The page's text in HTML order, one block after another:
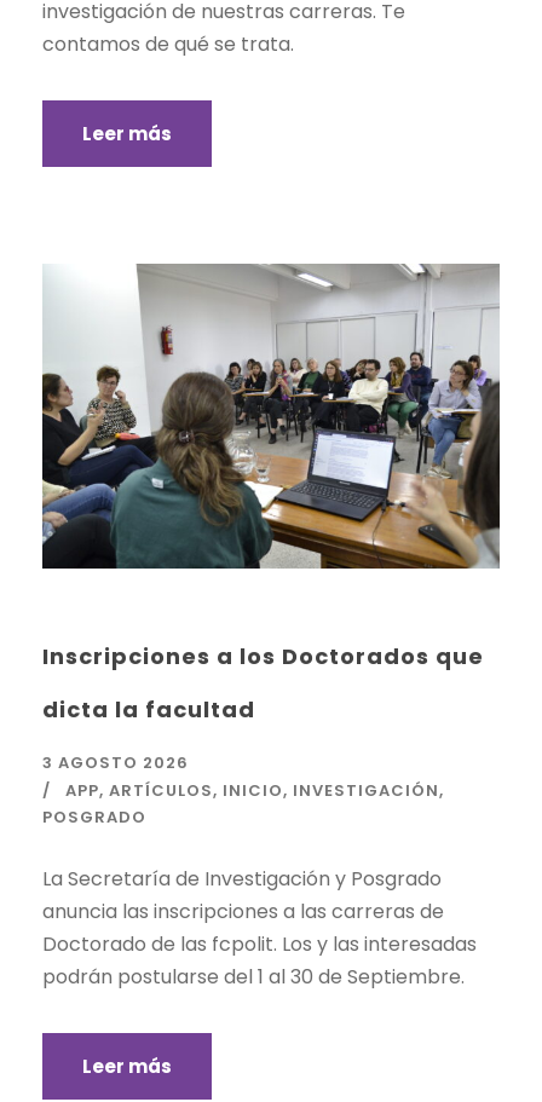
investigación de nuestras carreras. Te
contamos de qué se trata.
Leer más
Inscripciones a los Doctorados que
dicta la facultad
3 AGOSTO 2026
APP, ARTÍCULOS, INICIO, INVESTIGACIÓN,
POSGRADO
La Secretaría de Investigación y Posgrado
anuncia las inscripciones a las carreras de
Doctorado de las fcpolit. Los y las interesadas
podrán postularse del 1 al 30 de Septiembre.
Leer más